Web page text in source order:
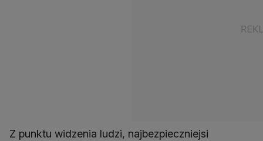
Z punktu widzenia ludzi, najbezpieczniejsi